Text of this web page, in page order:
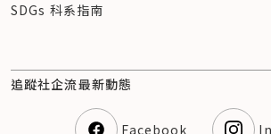
SDGs 科系指南
追蹤社企流最新動態
Facebook